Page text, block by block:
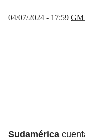
04/07/2024 - 17:59
Sudamérica